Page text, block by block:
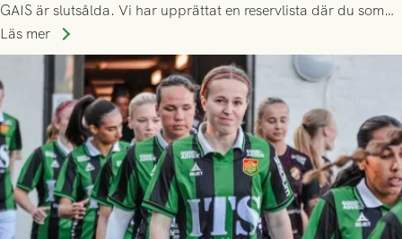
GAIS är slutsålda. Vi har upprättat en reservlista där du som
ännu inte har någon biljett kan anmäla ditt intresse. Du kan
inte själv överlåta din biljett till någon annan.
Läs mer